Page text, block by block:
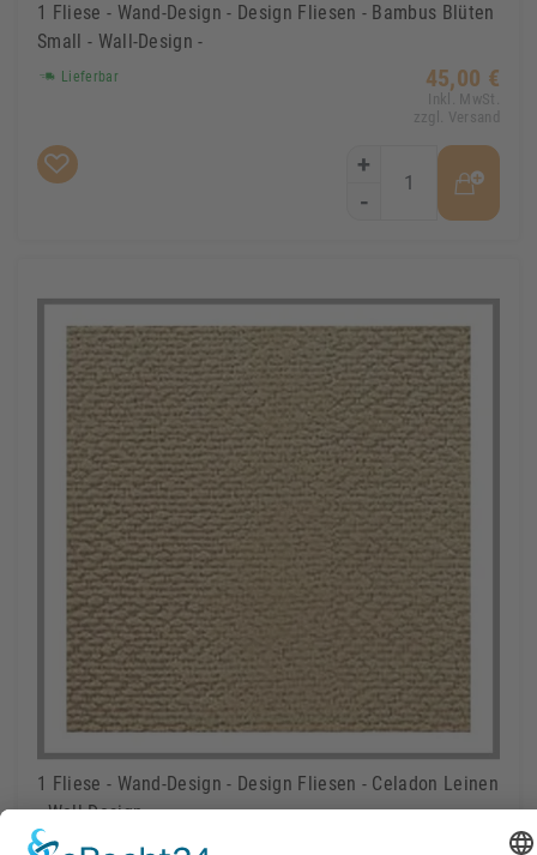
1 Fliese - Wand-Design - Design Fliesen - Bambus Blüten
Small - Wall-Design -
Lieferbar 45,00 €
Inkl. MwSt.
zzgl. Versand
+
-
1 Fliese - Wand-Design - Design Fliesen - Celadon Leinen
- Wall-Design -
Lieferbar